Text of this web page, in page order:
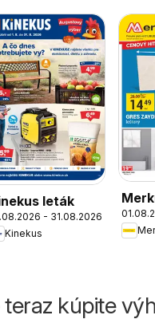
leták
- 31.08.2026
Kinekus
leták
kúpite